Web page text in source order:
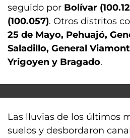
seguido por Bolívar
(100.057). Otros distritos
25 de Mayo, Pehuajó,
Saladillo, General
Yrigoyen y Bragado.
Las lluvias de los últimos
suelos y desbordaron